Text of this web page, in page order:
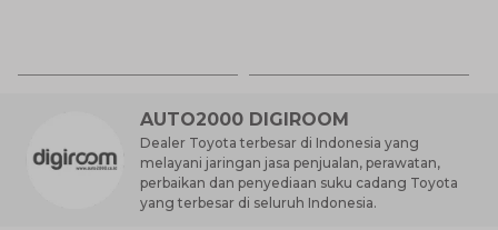
AUTO2000 DIGIROOM
Dealer Toyota terbesar di Indonesia yang
melayani jaringan jasa penjualan, perawatan,
perbaikan dan penyediaan suku cadang Toyota
yang terbesar di seluruh Indonesia.